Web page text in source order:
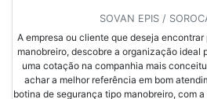
SOVAN EPIS /
A empresa ou cliente que deseja
manobreiro, descobre a organização ideal
uma cotação na companhia mais
achar a melhor referência em bom
botina de segurança tipo manobreiro, com